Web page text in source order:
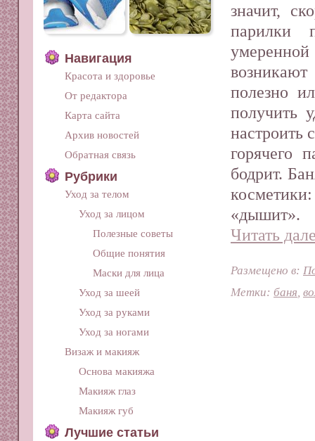
значит,
парилки
полезно
получить
настроить
горячего
бодрит.
«дышит».
Читать
Размещено в:
Метки: баня,
Навигация
Красота и здоровье
От редактора
Карта сайта
Архив новостей
Обратная связь
Рубрики
Уход за телом
Уход за лицом
Полезные советы
Общие понятия
Маски для лица
Уход за шеей
Уход за руками
Уход за ногами
Визаж и макияж
Основа макияжа
Макияж глаз
Макияж губ
Лучшие статьи